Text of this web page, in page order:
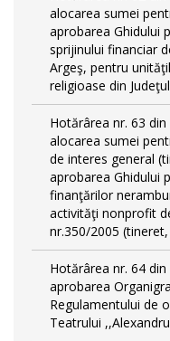
alocarea sumei
aprobarea Ghidului
sprijinului financiar
Argeş, pentru
religioase din
Hotărârea nr. 63
alocarea sumei
de interes general
aprobarea Ghidului
finanţărilor
activităţi nonprofit
nr.350/2005
Hotărârea nr. 64
aprobarea
Regulamentului de
Teatrului